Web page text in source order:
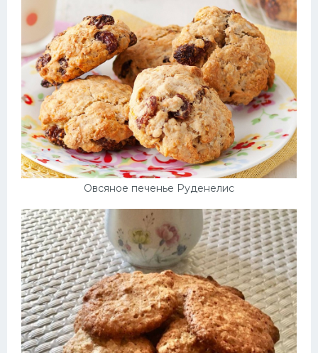
Овсяное печенье Руденелис